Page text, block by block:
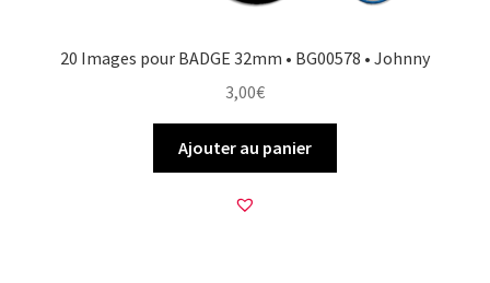
20 Images pour BADGE 32mm • BG00578 • Johnny
3,00€
Ajouter au panier